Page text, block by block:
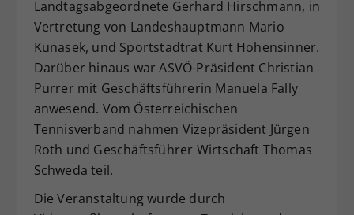
Landtagsabgeordnete Gerhard Hirschmann, in
Vertretung von Landeshauptmann Mario
Kunasek, und Sportstadtrat Kurt Hohensinner.
Darüber hinaus war ASVÖ-Präsident Christian
Purrer mit Geschäftsführerin Manuela Fally
anwesend. Vom Österreichischen
Tennisverband nahmen Vizepräsident Jürgen
Roth und Geschäftsführer Wirtschaft Thomas
Schweda teil.
Die Veranstaltung wurde durch